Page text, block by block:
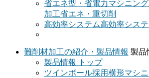
省エネ型・省電力マシニン
加工省エネ・重切削
高効率システム高効率シス
難削材加工の紹介・製品情報 製品
製品情報 トップ
ツインボール採用横形マシ